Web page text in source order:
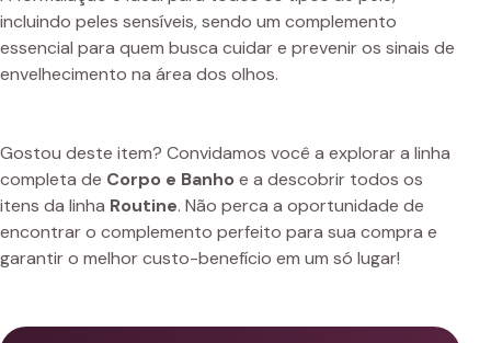
incluindo peles sensíveis, sendo um complemento
essencial para quem busca cuidar e prevenir os sinais de
envelhecimento na área dos olhos.
Gostou deste item? Convidamos você a explorar a linha
completa de Corpo e Banho e a descobrir todos os
itens da linha Routine. Não perca a oportunidade de
encontrar o complemento perfeito para sua compra e
garantir o melhor custo-benefício em um só lugar!